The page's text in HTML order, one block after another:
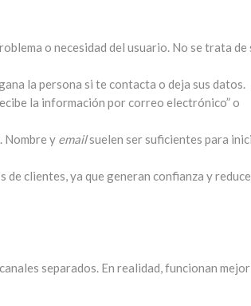
o necesidad del usuario. No se trata de
la persona si te contacta o deja sus datos.
la información por correo electrónico” o
Nombre y emailsuelen ser suficientes para
clientes, ya que generan confianza y
separados. En realidad, funcionan mejor